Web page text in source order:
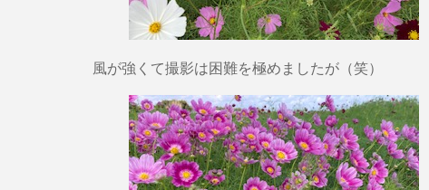
風が強くて撮影は困難を極めましたが（笑）